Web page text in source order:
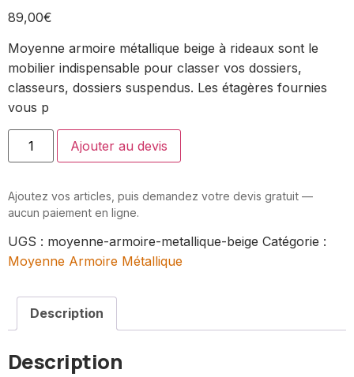
89,00€
Moyenne armoire métallique beige à rideaux sont le
mobilier indispensable pour classer vos dossiers,
classeurs, dossiers suspendus. Les étagères fournies
vous p
Ajouter au devis
Ajoutez vos articles, puis demandez votre devis gratuit —
aucun paiement en ligne.
UGS : moyenne-armoire-metallique-beige Catégorie :
Moyenne Armoire Métallique
Description
Description